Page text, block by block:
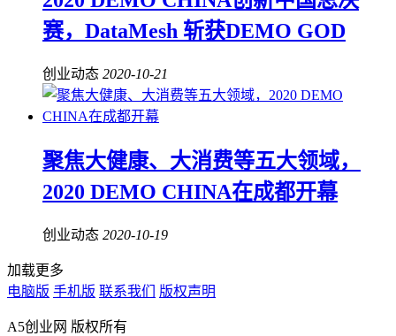
赛，DataMesh 斩获DEMO GOD
创业动态 2020-10-21
聚焦大健康、大消费等五大领域，
2020 DEMO CHINA在成都开幕
创业动态 2020-10-19
加载更多
电脑版 手机版 联系我们 版权声明
A5创业网 版权所有